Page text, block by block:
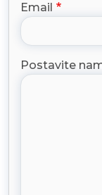
Email
Postavite